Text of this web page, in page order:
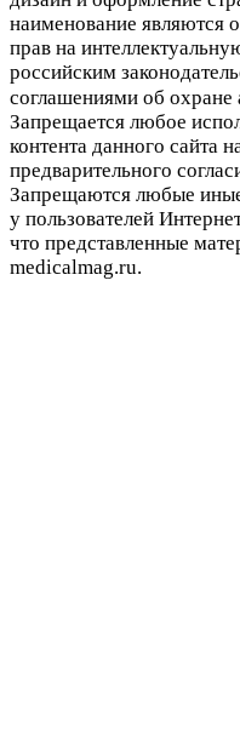
наименование являются
прав на
российским
соглашениями об охране
Запрещается любое
контента данного сайта
предварительного
Запрещаются любые иные
у пользователей
что представленные
medicalmag.ru.